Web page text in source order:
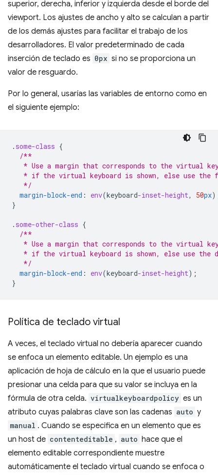
superior, derecha, inferior y izquierda desde el borde del
viewport. Los ajustes de ancho y alto se calculan a partir
de los demás ajustes para facilitar el trabajo de los
desarrolladores. El valor predeterminado de cada
inserción de teclado es 0px si no se proporciona un
valor de resguardo.
Por lo general, usarías las variables de entorno como en
el siguiente ejemplo:
. some-class {
/**
* Use a margin that corresponds to the virtual
* if the virtual keyboard is shown, else use the
   */
margin-block-end : env(keyboard-inset-height, 50px
}
. some-other-class {
/**
* Use a margin that corresponds to the virtual
* if the virtual keyboard is shown, else use the
   */
margin-block-end : env(keyboard-inset-height);
}
Política de teclado virtual
A veces, el teclado virtual no debería aparecer cuando
se enfoca un elemento editable. Un ejemplo es una
aplicación de hoja de cálculo en la que el usuario puede
presionar una celda para que su valor se incluya en la
fórmula de otra celda. virtualkeyboardpolicy es un
atributo cuyas palabras clave son las cadenas auto y
manual . Cuando se especifica en un elemento que es
un host de contenteditable , auto hace que el
elemento editable correspondiente muestre
automáticamente el teclado virtual cuando se enfoca o